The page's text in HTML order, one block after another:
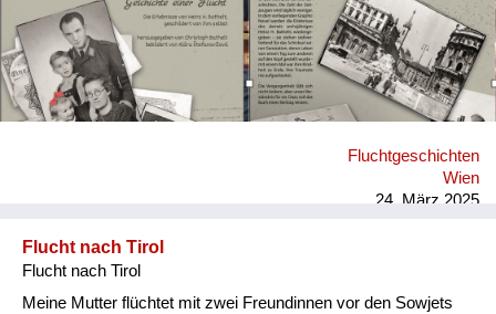
geprägt, aber niemals verbittert. Seine Erlebnisse bestätigen
den Satz Viktor Frankls, wonach es nur zwei
Menschenrassen gibt: nämlich die ‚Rasse‘ der anständigen
Menschen und die ‚Rasse‘ der unanständigen Menschen.
Darum freue ich mich, dass der Neue Welt Verlag und mein
Freund, Prof. Birol Kilic, diese Intention verstanden und das
Fluchtgeschichten
Wien
24. März 2025
Flucht nach Tirol
Flucht nach Tirol
Meine Mutter flüchtet mit zwei Freundinnen vor den Sowjets